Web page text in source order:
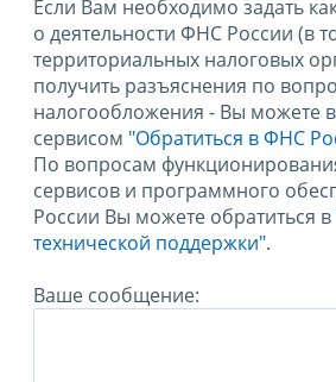
Если Вам необходимо задать
о деятельности ФНС России (в
территориальных налоговых
получить разъяснения по
налогообложения - Вы можете
сервисом "Обратиться в ФНС
По вопросам
сервисов и программного
России Вы можете обратиться в
технической поддержки".
Ваше сообщение: